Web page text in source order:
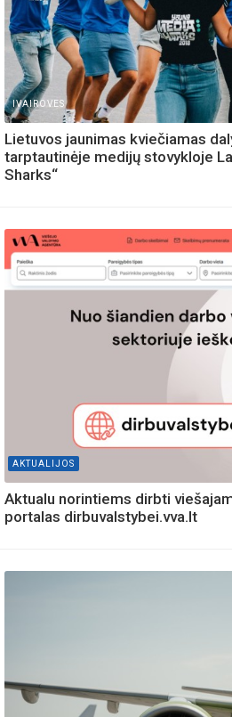
IVAIROVES
Lietuvos jaunimas kviečiamas
tarptautinėje medijų stovykloje
Sharks“
AKTUALIJOS
Aktualu norintiems dirbti
portalas dirbuvalstybei.vva.lt